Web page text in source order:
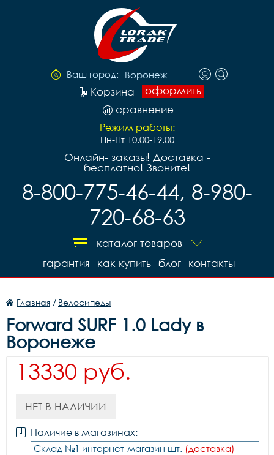
Ваш город: Воронеж
оформить
Корзина
сравнение
Режим работы:
Пн-Пт 10.00-19.00
Онлайн- заказы! Доставка -
бесплатно! Звоните!
8-800-775-46-44, 8-980-
720-68-63
каталог товаров
контакты
блог
как купить
гарантия
Главная / Велосипеды
Forward SURF 1.0 Lady в
Воронеже
13330 руб.
НЕТ В НАЛИЧИИ
Наличие в магазинах:
Склад №1 интернет-магазин шт. (доставка)